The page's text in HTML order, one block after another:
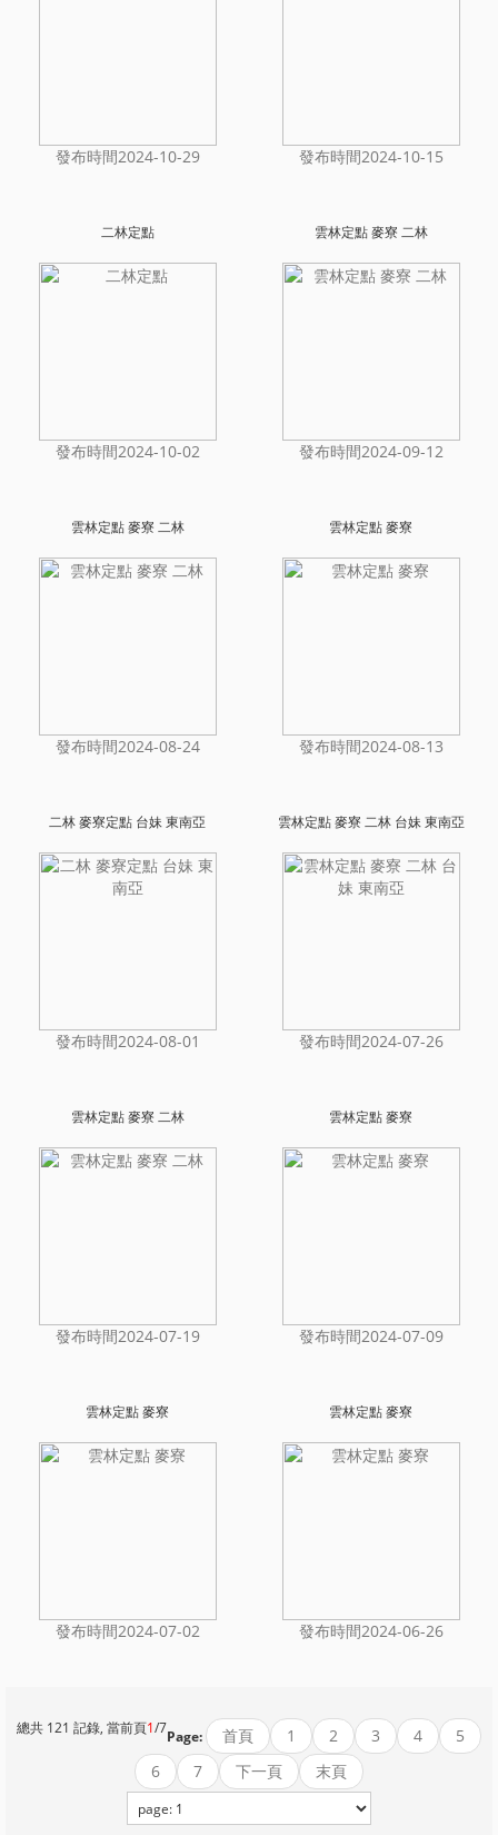
發布時間2024-10-29 發布時間2024-10-15
二林定點
發布時間2024-10-02
雲林定點 麥寮 二林
發布時間2024-09-12
雲林定點 麥寮 二林
發布時間2024-08-24
雲林定點 麥寮
發布時間2024-08-13
二林 麥寮定點 台妹 東南亞
發布時間2024-08-01
雲林定點 麥寮 二林 台妹 東南亞
發布時間2024-07-26
雲林定點 麥寮 二林
發布時間2024-07-19
雲林定點 麥寮
發布時間2024-07-09
雲林定點 麥寮
發布時間2024-07-02
雲林定點 麥寮
發布時間2024-06-26
Page:
總共 121 記錄, 當前頁1/7 首頁 1 2 3 4
5
6
7 下一頁 末頁